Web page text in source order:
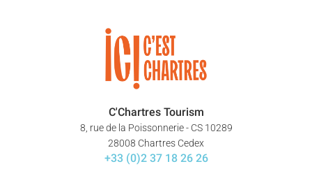
C'Chartres Tourism
8, rue de la Poissonnerie - CS 10289
28008 Chartres Cedex
+33 (0)2 37 18 26 26